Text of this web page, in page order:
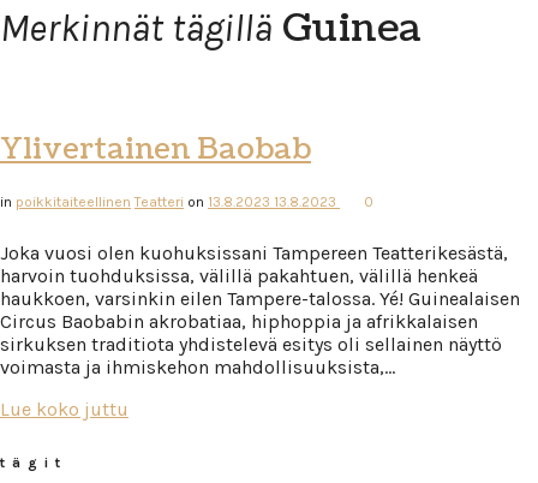
Merkinnät tägillä Guinea
Ylivertainen Baobab
in poikkitaiteellinen Teatteri on 13.8.2023 13.8.2023 0
Joka vuosi olen kuohuksissani Tampereen Teatterikesästä,
harvoin tuohduksissa, välillä pakahtuen, välillä henkeä
haukkoen, varsinkin eilen Tampere-talossa. Yé! Guinealaisen
Circus Baobabin akrobatiaa, hiphoppia ja afrikkalaisen
sirkuksen traditiota yhdistelevä esitys oli sellainen näyttö
voimasta ja ihmiskehon mahdollisuuksista,…
Lue koko juttu
tägit